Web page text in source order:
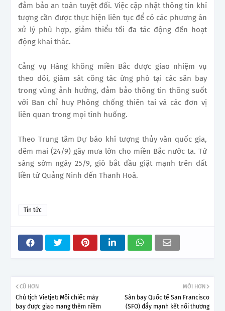
đảm bảo an toàn tuyệt đối. Việc cập nhật thông tin khí
tượng cần được thực hiện liên tục để có các phương án
xử lý phù hợp, giảm thiểu tối đa tác động đến hoạt
động khai thác.
Cảng vụ Hàng không miền Bắc được giao nhiệm vụ
theo dõi, giám sát công tác ứng phó tại các sân bay
trong vùng ảnh hưởng, đảm bảo thông tin thông suốt
với Ban chỉ huy Phòng chống thiên tai và các đơn vị
liên quan trong mọi tình huống.
Theo Trung tâm Dự báo khí tượng thủy văn quốc gia,
đêm mai (24/9) gây mưa lớn cho miền Bắc nước ta. Từ
sáng sớm ngày 25/9, gió bắt đầu giật mạnh trên đất
liền từ Quảng Ninh đến Thanh Hoá.
Tin tức
MỚI HƠN
Sân bay Quốc tế San Francisco
(SFO) đẩy mạnh kết nối thương
CŨ HƠN
Chủ tịch Vietjet: Mỗi chiếc máy
bay được giao mang thêm niềm